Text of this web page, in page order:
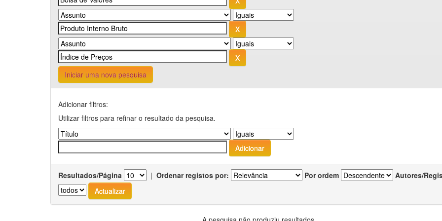
Iniciar uma nova pesquisa
Adicionar filtros:
Utilizar filtros para refinar o resultado da pesquisa.
Resultados/Página | Ordenar registos por: Por ordem Autores/